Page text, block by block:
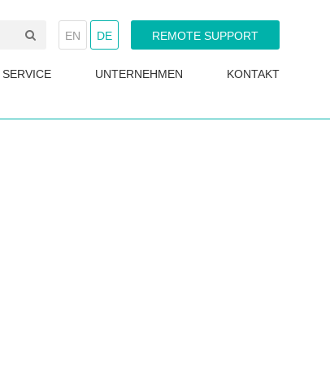
EN DE REMOTE SUPPORT
SERVICE UNTERNEHMEN KONTAKT